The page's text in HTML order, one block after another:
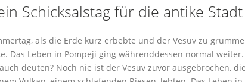
Schicksalstag für die antike
als die Erde kurz erbebte und der Vesuv zu
Das Leben in Pompeji ging währenddessen normal
deuten? Noch nie ist der Vesuv zuvor ausgebrochen,